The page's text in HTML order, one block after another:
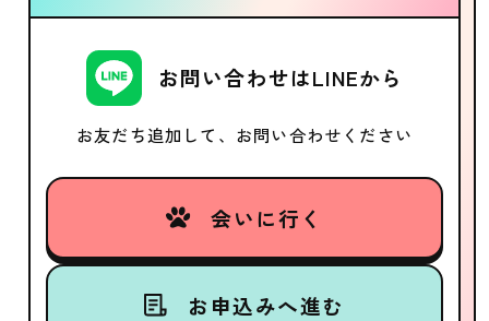
お問い合わせはLINEから
お友だち追加して、お問い合わせください
会いに行く
お申込みへ進む